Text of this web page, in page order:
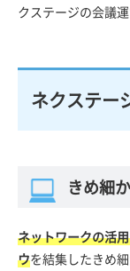
クステージの会議
ネクステー
きめ細
ネットワークの活
ウを結集したきめ